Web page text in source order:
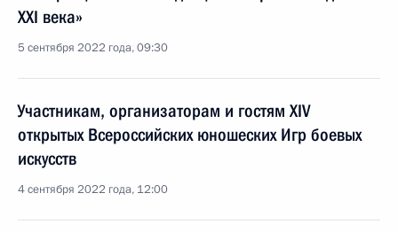
XXI века»
5 сентября 2022 года, 09:30
Участникам, организаторам и гостям XIV
открытых Всероссийских юношеских Игр боевых
искусств
4 сентября 2022 года, 12:00